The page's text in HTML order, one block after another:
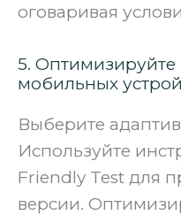
оговаривая
5. Оптимизируйте
мобильных
Выберите
Используйте
Friendly Test для
версии.